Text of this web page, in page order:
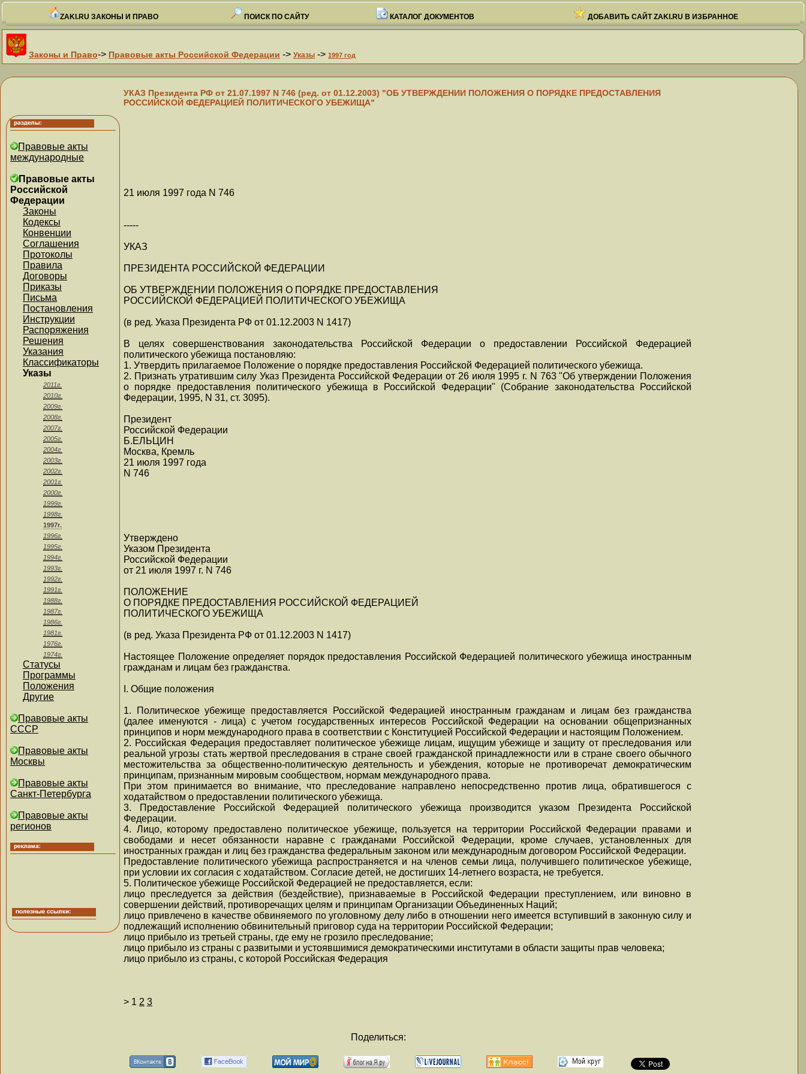
ZAKI.RU ЗАКОНЫ И ПРАВО ПОИСК ПО САЙТУ КАТАЛОГ ДОКУМЕНТОВ ДОБАВИТЬ САЙТ ZAKI.RU В ИЗБРАННОЕ
Законы и Право-> Правовые акты Российской Федерации -> Указы -> 1997 год
Правовые акты
международные
Правовые акты
Российской
Федерации
Законы
Кодексы
Конвенции
Соглашения
Протоколы
Правила
Договоры
Приказы
Письма
Постановления
Инструкции
Распоряжения
Решения
Указания
Классификаторы
Указы
2011г.
2010г.
2009г.
2008г.
2007г.
2005г.
2004г.
2003г.
2002г.
2001г.
2000г.
1999г.
1998г.
1997г.
1996г.
1995г.
1994г.
1993г.
1992г.
1991г.
1988г.
1987г.
1986г.
1981г.
1976г.
1974г.
Статусы
Программы
Положения
Другие
Правовые акты
СССР
Правовые акты
Москвы
Правовые акты
Санкт-Петербурга
Правовые акты
регионов
УКАЗ Президента РФ от 21.07.1997 N 746 (ред. от 01.12.2003) "ОБ УТВЕРЖДЕНИИ ПОЛОЖЕНИЯ О ПОРЯДКЕ ПРЕДОСТАВЛЕНИЯ
РОССИЙСКОЙ ФЕДЕРАЦИЕЙ ПОЛИТИЧЕСКОГО УБЕЖИЩА"
21 июля 1997 года N 746
-----
УКАЗ
ПРЕЗИДЕНТА РОССИЙСКОЙ ФЕДЕРАЦИИ
ОБ УТВЕРЖДЕНИИ ПОЛОЖЕНИЯ О ПОРЯДКЕ ПРЕДОСТАВЛЕНИЯ
РОССИЙСКОЙ ФЕДЕРАЦИЕЙ ПОЛИТИЧЕСКОГО УБЕЖИЩА
(в ред. Указа Президента РФ от 01.12.2003 N 1417)
В целях совершенствования законодательства Российской Федерации о предоставлении Российской Федерацией
политического убежища постановляю:
1. Утвердить прилагаемое Положение о порядке предоставления Российской Федерацией политического убежища.
2. Признать утратившим силу Указ Президента Российской Федерации от 26 июля 1995 г. N 763 "Об утверждении Положения
о порядке предоставления политического убежища в Российской Федерации" (Собрание законодательства Российской
Федерации, 1995, N 31, ст. 3095).
Президент
Российской Федерации
Б.ЕЛЬЦИН
Москва, Кремль
21 июля 1997 года
N 746
Утверждено
Указом Президента
Российской Федерации
от 21 июля 1997 г. N 746
ПОЛОЖЕНИЕ
О ПОРЯДКЕ ПРЕДОСТАВЛЕНИЯ РОССИЙСКОЙ ФЕДЕРАЦИЕЙ
ПОЛИТИЧЕСКОГО УБЕЖИЩА
(в ред. Указа Президента РФ от 01.12.2003 N 1417)
Настоящее Положение определяет порядок предоставления Российской Федерацией политического убежища иностранным
гражданам и лицам без гражданства.
I. Общие положения
1. Политическое убежище предоставляется Российской Федерацией иностранным гражданам и лицам без гражданства
(далее именуются - лица) с учетом государственных интересов Российской Федерации на основании общепризнанных
принципов и норм международного права в соответствии с Конституцией Российской Федерации и настоящим Положением.
2. Российская Федерация предоставляет политическое убежище лицам, ищущим убежище и защиту от преследования или
реальной угрозы стать жертвой преследования в стране своей гражданской принадлежности или в стране своего обычного
местожительства за общественно-политическую деятельность и убеждения, которые не противоречат демократическим
принципам, признанным мировым сообществом, нормам международного права.
При этом принимается во внимание, что преследование направлено непосредственно против лица, обратившегося с
ходатайством о предоставлении политического убежища.
3. Предоставление Российской Федерацией политического убежища производится указом Президента Российской
Федерации.
4. Лицо, которому предоставлено политическое убежище, пользуется на территории Российской Федерации правами и
свободами и несет обязанности наравне с гражданами Российской Федерации, кроме случаев, установленных для
иностранных граждан и лиц без гражданства федеральным законом или международным договором Российской Федерации.
Предоставление политического убежища распространяется и на членов семьи лица, получившего политическое убежище,
при условии их согласия с ходатайством. Согласие детей, не достигших 14-летнего возраста, не требуется.
5. Политическое убежище Российской Федерацией не предоставляется, если:
лицо преследуется за действия (бездействие), признаваемые в Российской Федерации преступлением, или виновно в
совершении действий, противоречащих целям и принципам Организации Объединенных Наций;
лицо привлечено в качестве обвиняемого по уголовному делу либо в отношении него имеется вступивший в законную силу и
подлежащий исполнению обвинительный приговор суда на территории Российской Федерации;
лицо прибыло из третьей страны, где ему не грозило преследование;
лицо прибыло из страны с развитыми и устоявшимися демократическими институтами в области защиты прав человека;
лицо прибыло из страны, с которой Российская Федерация
> 1 2 3
Поделиться: